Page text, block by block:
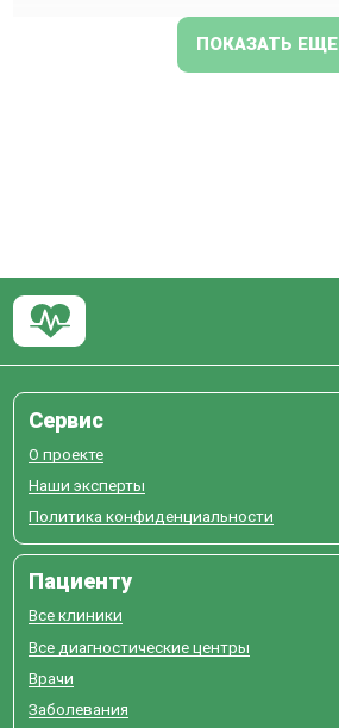
ПОКАЗАТЬ ЕЩЕ
Сервис
О проекте
Наши эксперты
Политика конфиденциальности
Пациенту
Все клиники
Все диагностические центры
Врачи
Заболевания